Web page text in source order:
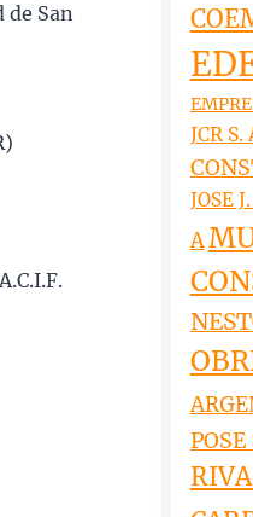
de San
JCR S.
JOSE
A
POSE